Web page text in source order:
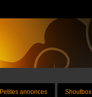
Petites annonces Shoutbox